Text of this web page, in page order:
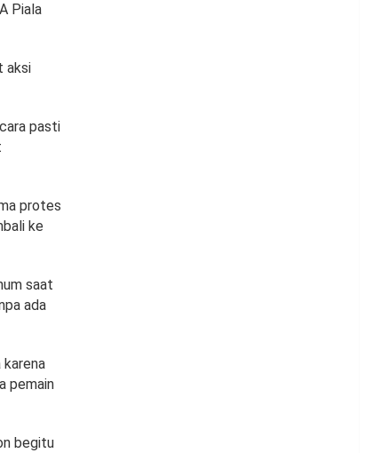
Piala
aksi
pasti
protes
ke
saat
ada
karena
pemain
begitu